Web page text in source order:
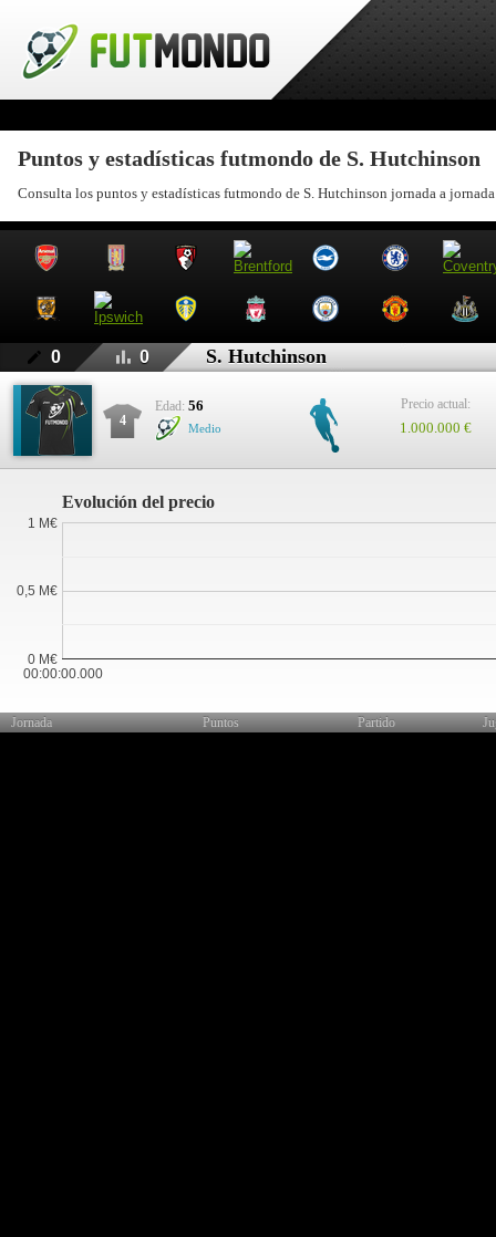
Puntos y estadísticas futmondo de S. Hutchinson
Consulta los puntos y estadísticas futmondo de S. Hutchinson jornada a jornada
0 0 S. Hutchinson
4
Edad: 56
Medio
Precio actual:
1.000.000 €
Evolución del precio
00:00:00.000
0 M€
0,5 M€
1 M€
Jornada Puntos Partido